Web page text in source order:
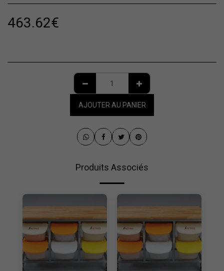
463.62€
AJOUTER AU PANIER
Produits Associés